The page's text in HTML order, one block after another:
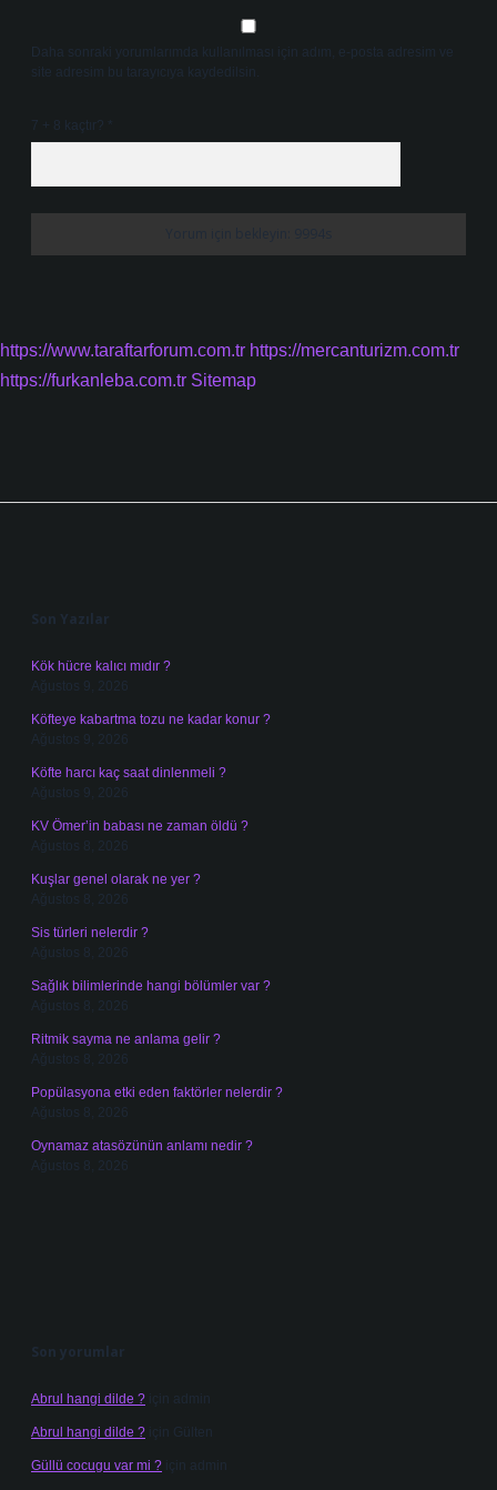
Daha sonraki yorumlarımda kullanılması için adım, e-posta adresim ve
site adresim bu tarayıcıya kaydedilsin.
7 + 8 kaçtır?
https://www.taraftarforum.com.tr https://mercanturizm.com.tr
https://furkanleba.com.tr Sitemap
Son Yazılar
Kök hücre kalıcı mıdır ?
Ağustos 9, 2026
Köfteye kabartma tozu ne kadar konur ?
Ağustos 9, 2026
Köfte harcı kaç saat dinlenmeli ?
Ağustos 9, 2026
KV Ömer’in babası ne zaman öldü ?
Ağustos 8, 2026
Kuşlar genel olarak ne yer ?
Ağustos 8, 2026
Sis türleri nelerdir ?
Ağustos 8, 2026
Sağlık bilimlerinde hangi bölümler var ?
Ağustos 8, 2026
Ritmik sayma ne anlama gelir ?
Ağustos 8, 2026
Popülasyona etki eden faktörler nelerdir ?
Ağustos 8, 2026
Oynamaz atasözünün anlamı nedir ?
Ağustos 8, 2026
Son yorumlar
Abrul hangi dilde ? için admin
Abrul hangi dilde ? için Gülten
Güllü cocugu var mi ? için admin